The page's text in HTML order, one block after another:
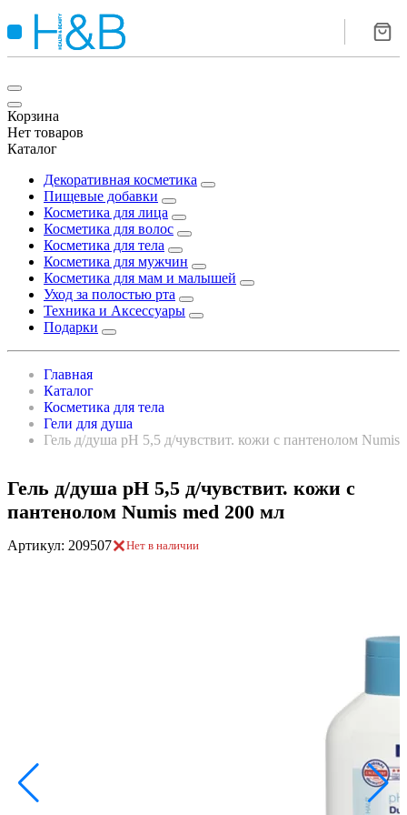
Корзина
Нет товаров
Каталог
Декоративная косметика
Пищевые добавки
Косметика для лица
Косметика для волос
Косметика для тела
Косметика для мужчин
Косметика для мам и малышей
Уход за полостью рта
Техника и Аксессуары
Подарки
Главная
Каталог
Косметика для тела
Гели для душа
Гель д/душа pH 5,5 д/чувствит. кожи с пантенолом Numis
Гель д/душа pH 5,5 д/чувствит. кожи с
пантенолом Numis med 200 мл
Артикул: 209507 Нет в наличии